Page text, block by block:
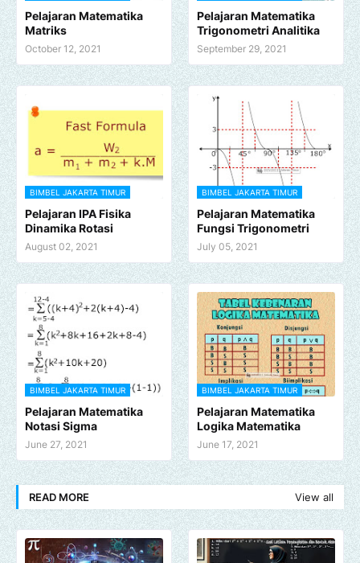
Pelajaran Matematika
Matriks
October 12, 2021
Pelajaran Matematika
Trigonometri Analitika
September 29, 2021
BIMBEL JAKARTA TIMUR
Pelajaran IPA Fisika
Dinamika Rotasi
August 02, 2021
BIMBEL JAKARTA TIMUR
Pelajaran Matematika
Fungsi Trigonometri
July 05, 2021
BIMBEL JAKARTA TIMUR
Pelajaran Matematika
Notasi Sigma
June 27, 2021
BIMBEL JAKARTA TIMUR
Pelajaran Matematika
Logika Matematika
June 17, 2021
READ MORE View all